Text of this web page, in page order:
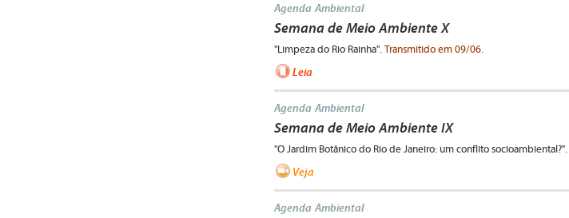
Agenda Ambiental
Semana de Meio Ambiente X
"Limpeza do Rio Rainha". Transmitido em 09/06.
Leia
Agenda Ambiental
Semana de Meio Ambiente IX
"O Jardim Botânico do Rio de Janeiro: um conflito socioambiental?".
Veja
Agenda Ambiental